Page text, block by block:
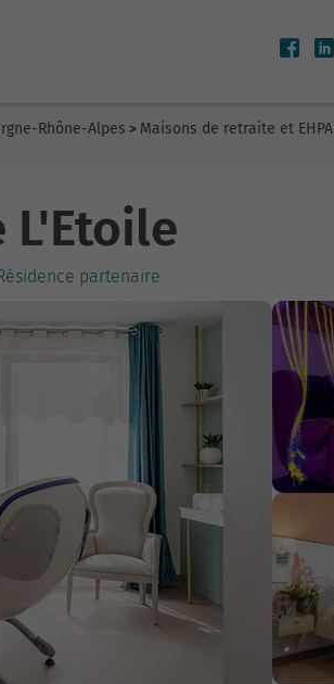
Rhône-Alpes > Maisons de retraite et
L'Etoile
partenaire